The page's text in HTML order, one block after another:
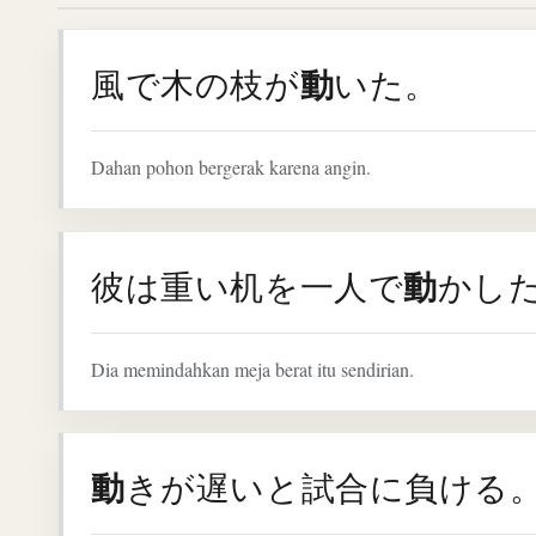
風で木の枝が動いた。
Dahan pohon bergerak karena angin.
彼は重い机を一人で動かし
Dia memindahkan meja berat itu sendirian.
動きが遅いと試合に負ける